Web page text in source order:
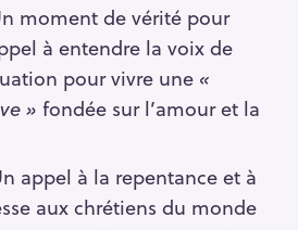
moment de vérité pour
à entendre la voix de
pour vivre une «
» fondée sur l’amour et la
appel à la repentance et à
aux chrétiens du monde